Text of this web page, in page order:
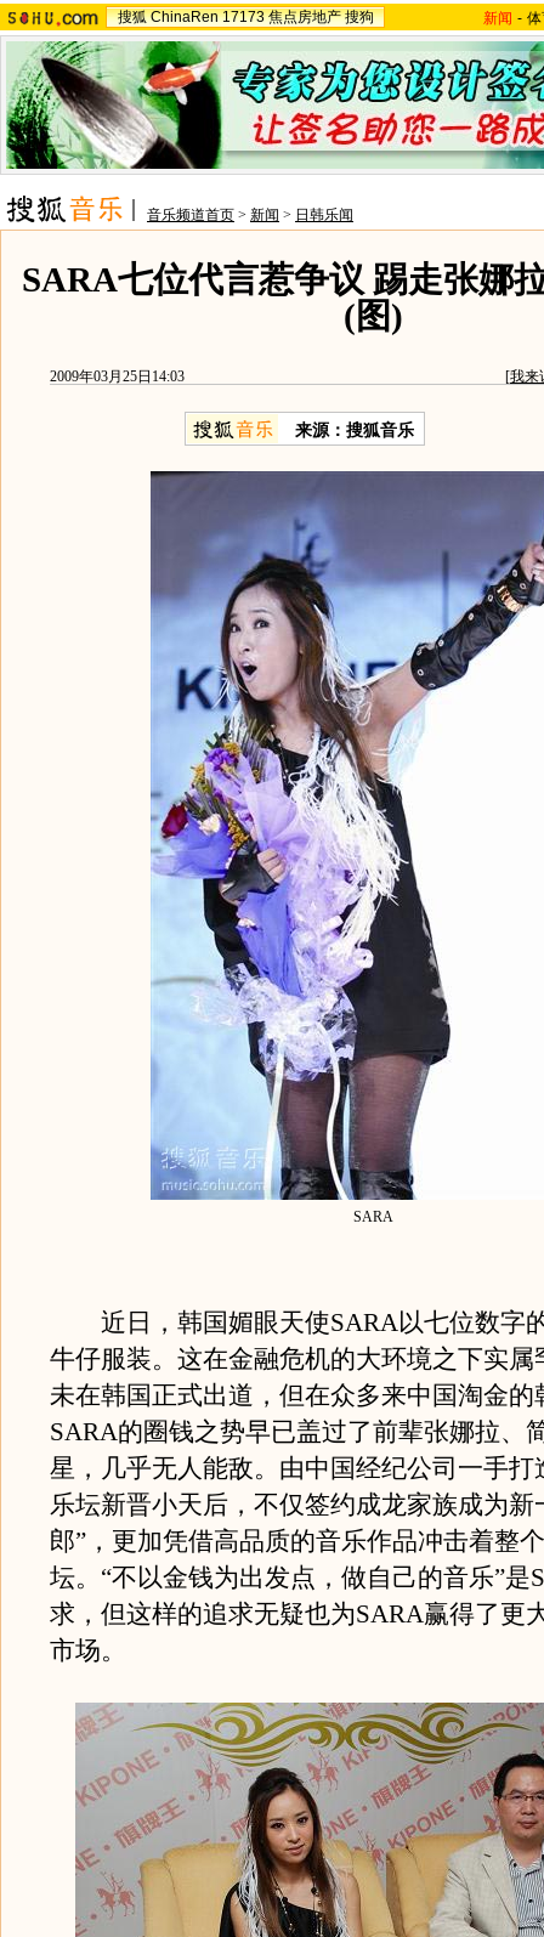
搜狐 ChinaRen 17173 焦点房地产 搜狗 新闻 -
音乐频道首页 > 新闻 > 日韩乐闻
SARA七位代言惹争议 踢走张娜
(图)
2009年03月25日14:03 [我来
来源：搜狐音乐
SARA
近日，韩国媚眼天使SARA以七位数字
牛仔服装。这在金融危机的大环境之下实属
未在韩国正式出道，但在众多来中国淘金的
SARA的圈钱之势早已盖过了前辈张娜拉、
星，几乎无人能敌。由中国经纪公司一手打
乐坛新晋小天后，不仅签约成龙家族成为新
郎”，更加凭借高品质的音乐作品冲击着整
坛。“不以金钱为出发点，做自己的音乐”是
求，但这样的追求无疑也为SARA赢得了更
市场。